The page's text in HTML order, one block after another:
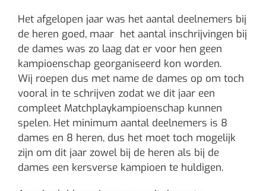
Het afgelopen jaar was het aantal deelnemers bij
de heren goed, maar het aantal inschrijvingen bij
de dames was zo laag dat er voor hen geen
kampioenschap georganiseerd kon worden.
Wij roepen dus met name de dames op om toch
vooral in te schrijven zodat we dit jaar een
compleet Matchplaykampioenschap kunnen
spelen. Het minimum aantal deelnemers is 8
dames en 8 heren, dus het moet toch mogelijk
zijn om dit jaar zowel bij de heren als bij de
dames een kersverse kampioen te huldigen.